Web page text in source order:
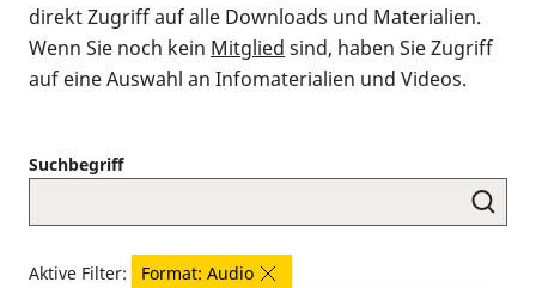
direkt Zugriff auf alle Downloads und Materialien.
Wenn Sie noch kein Mitglied sind, haben Sie Zugriff
auf eine Auswahl an Infomaterialien und Videos.
Suchbegriff
Aktive Filter:
Format: Audio